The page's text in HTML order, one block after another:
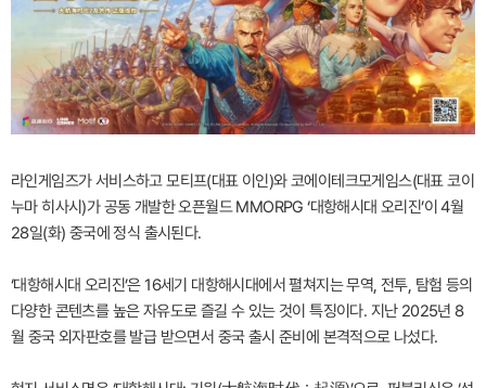
라인게임즈가 서비스하고 모티프(대표 이인)와 코에이테크모게임스(대표 코이
누마 히사시)가 공동 개발한 오픈월드 MMORPG ‘대항해시대 오리진’이 4월
28일(화) 중국에 정식 출시된다.
‘대항해시대 오리진’은 16세기 대항해시대에서 펼쳐지는 무역, 전투, 탐험 등의
다양한 콘텐츠를 높은 자유도로 즐길 수 있는 것이 특징이다. 지난 2025년 8
월 중국 외자판호를 발급 받으면서 중국 출시 준비에 본격적으로 나섰다.